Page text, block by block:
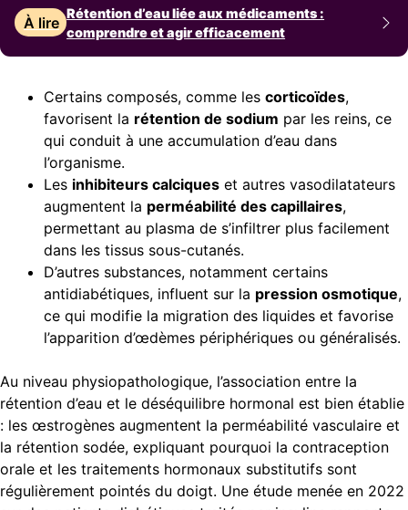
À lire
Rétention d’eau liée aux médicaments :
comprendre et agir efficacement
Certains composés, comme les corticoïdes,
favorisent la rétention de sodium par les reins, ce
qui conduit à une accumulation d’eau dans
l’organisme.
Les inhibiteurs calciques et autres vasodilatateurs
augmentent la perméabilité des capillaires,
permettant au plasma de s’infiltrer plus facilement
dans les tissus sous-cutanés.
D’autres substances, notamment certains
antidiabétiques, influent sur la pression osmotique,
ce qui modifie la migration des liquides et favorise
l’apparition d’œdèmes périphériques ou généralisés.
Au niveau physiopathologique, l’association entre la
rétention d’eau et le déséquilibre hormonal est bien établie
: les œstrogènes augmentent la perméabilité vasculaire et
la rétention sodée, expliquant pourquoi la contraception
orale et les traitements hormonaux substitutifs sont
régulièrement pointés du doigt. Une étude menée en 2022